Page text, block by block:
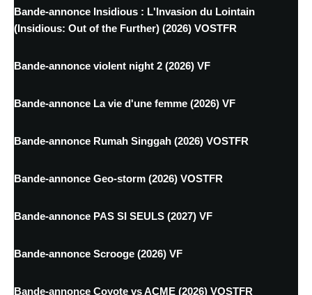
Bande-annonce Insidious : L'Invasion du Lointain
(Insidious: Out of the Further) (2026) VOSTFR
Bande-annonce violent night 2 (2026) VF
Bande-annonce La vie d'une femme (2026) VF
Bande-annonce Rumah Singgah (2026) VOSTFR
Bande-annonce Geo-storm (2026) VOSTFR
Bande-annonce PAS SI SEULS (2027) VF
Bande-annonce Scrooge (2026) VF
Bande-annonce Coyote vs ACME (2026) VOSTFR